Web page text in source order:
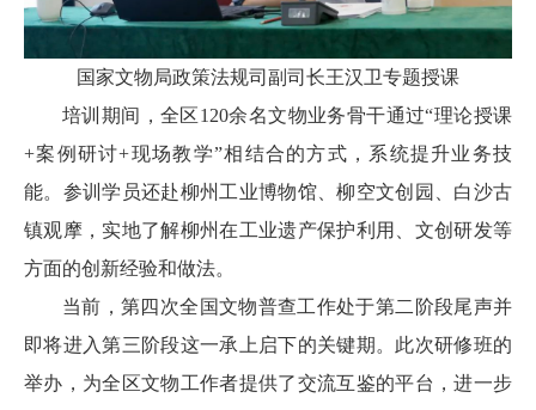
国家文物局政策法规司副司长王汉卫专题授课
培训期间，全区120余名文物业务骨干通过“理论授课
+案例研讨+现场教学”相结合的方式，系统提升业务技
能。参训学员还赴柳州工业博物馆、柳空文创园、白沙古
镇观摩，实地了解柳州在工业遗产保护利用、文创研发等
方面的创新经验和做法。
当前，第四次全国文物普查工作处于第二阶段尾声并
即将进入第三阶段这一承上启下的关键期。此次研修班的
举办，为全区文物工作者提供了交流互鉴的平台，进一步